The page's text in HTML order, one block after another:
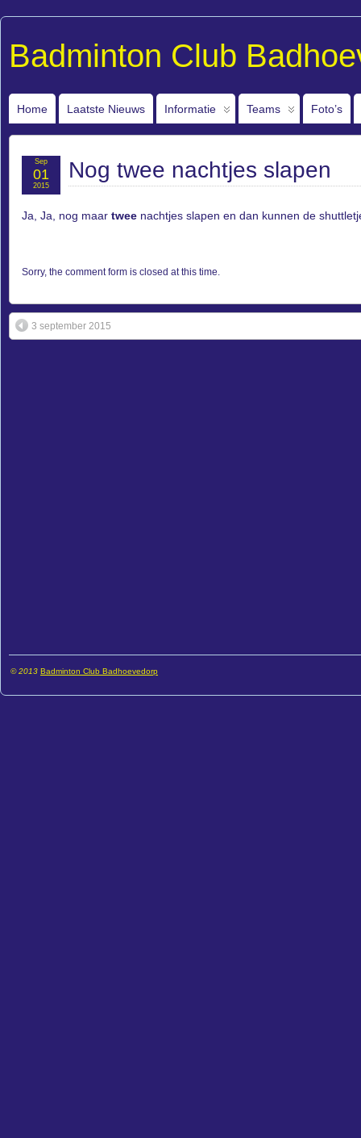
Badminton Club
Home Laatste Nieuws Informatie Teams Foto’s
Nog twee nachtjes slapen
Sep
01
2015
Ja, Ja, nog maar twee nachtjes slapen en dan kunnen de
Sorry, the comment form is closed at this time.
3 september 2015
© 2013 Badminton Club Badhoevedorp